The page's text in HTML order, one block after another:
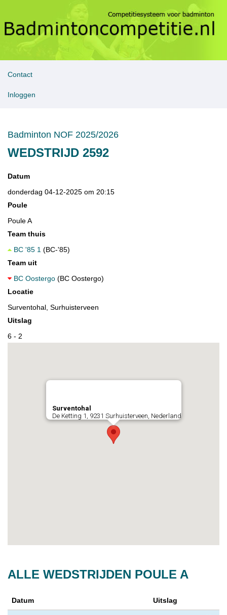
Contact
Inloggen
Badminton NOF 2025/2026
WEDSTRIJD 2592
Datum
donderdag 04-12-2025 om 20:15
Poule
Poule A
Team thuis
BC '85 1 (BC-'85)
Team uit
BC Oostergo (BC Oostergo)
Locatie
Surventohal, Surhuisterveen
Uitslag
6 - 2
Surventohal
De Ketting 1, 9231 Surhuisterveen, Nederland
ALLE WEDSTRIJDEN POULE A
Datum Uitslag